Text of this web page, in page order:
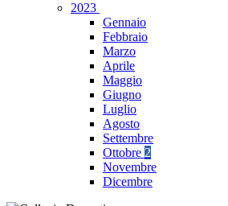
2023
Gennaio
Febbraio
Marzo
Aprile
Maggio
Giugno
Luglio
Agosto
Settembre
Ottobre 2
Novembre
Dicembre